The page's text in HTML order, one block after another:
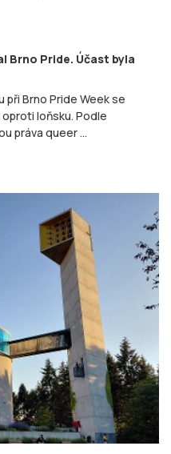
Brno Pride. Účast byla
při Brno Pride Week se
loňsku. Podle
práva queer ...